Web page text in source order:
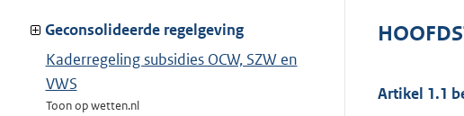
van:
Geconsolideerde regelgeving
Kaderregeling subsidies OCW, SZW en
VWS
Toon op wetten.nl
Artikel 1.1